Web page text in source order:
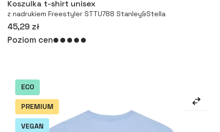
Koszulka t-shirt unisex
z nadrukiem Freestyler STTU788 Stanley&Stella
45,29 zł
Poziom cen
ECO
PREMIUM
VEGAN